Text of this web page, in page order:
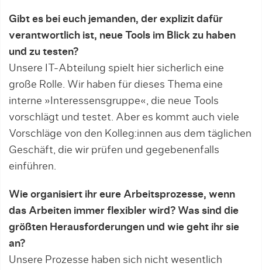
Gibt es bei euch jemanden, der explizit dafür
verantwortlich ist, neue Tools im Blick zu haben
und zu testen?
Unsere IT-Abteilung spielt hier sicherlich eine
große Rolle. Wir haben für dieses Thema eine
interne »Interessensgruppe«, die neue Tools
vorschlägt und testet. Aber es kommt auch viele
Vorschläge von den Kolleg:innen aus dem täglichen
Geschäft, die wir prüfen und gegebenenfalls
einführen.
Wie organisiert ihr eure Arbeitsprozesse, wenn
das Arbeiten immer flexibler wird? Was sind die
größten Herausforderungen und wie geht ihr sie
an?
Unsere Prozesse haben sich nicht wesentlich